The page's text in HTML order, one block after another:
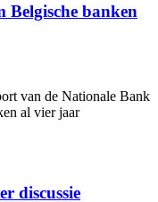
Belgische banken
van de Nationale Bank
al vier jaar
discussie